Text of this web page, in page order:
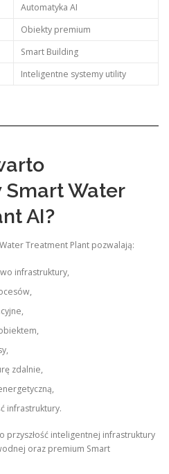
Automatyka AI
Obiekty premium
Smart Building
Inteligentne systemy utility
Water
AI?
Treatment Plant pozwalają:
infrastruktury,
zdalnie,
infrastruktury.
przyszłość inteligentnej infrastruktury
oraz premium Smart